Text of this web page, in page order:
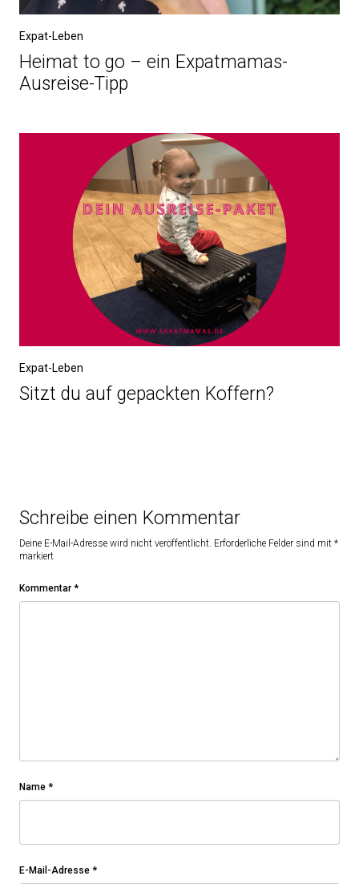
Expat-Leben
Heimat to go – ein Expatmamas-
Ausreise-Tipp
Expat-Leben
Sitzt du auf gepackten Koffern?
Schreibe einen Kommentar
Deine E-Mail-Adresse wird nicht veröffentlicht. Erforderliche Felder sind mit *
markiert
Kommentar *
Name *
E-Mail-Adresse *